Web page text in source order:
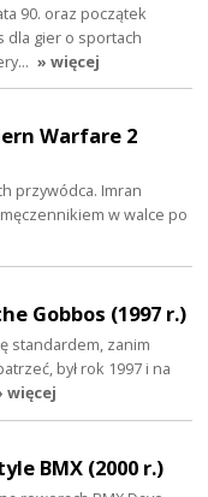
90. oraz początek
dla gier o sportach
» więcej
Warfare 2
przywódca. Imran
w walce po
Gobbos (1997 r.)
standardem, zanim
był rok 1997 i na
więcej
BMX (2000 r.)